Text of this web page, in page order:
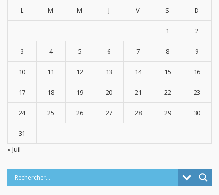
L M M J V S D
1 2
3 4 5 6 7 8 9
10 11 12 13 14 15 16
17 18 19 20 21 22 23
24 25 26 27 28 29 30
31
« Juil